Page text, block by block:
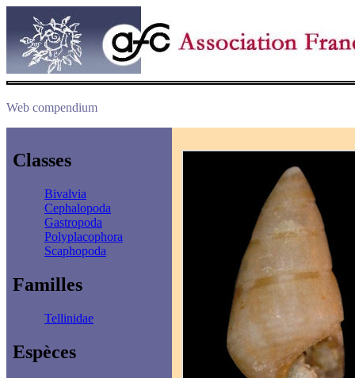
Web compendium
Classes
Bivalvia
Cephalopoda
Gastropoda
Polyplacophora
Scaphopoda
Familles
Tellinidae
Espèces